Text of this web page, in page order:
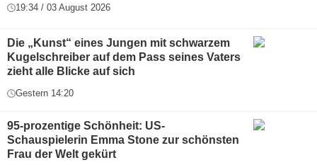
19:34 / 03 August 2026
Die „Kunst“ eines Jungen mit schwarzem
Kugelschreiber auf dem Pass seines Vaters
zieht alle Blicke auf sich
Gestern 14:20
95-prozentige Schönheit: US-
Schauspielerin Emma Stone zur schönsten
Frau der Welt gekürt